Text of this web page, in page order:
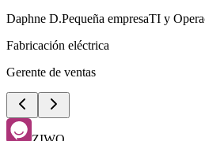
Daphne D.Pequeña empresaTI y
Fabricación eléctrica
Gerente de ventas